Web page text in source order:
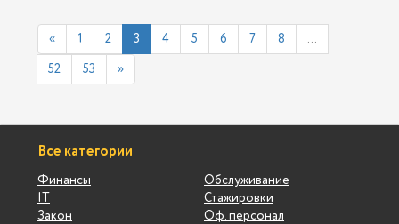
« 1 2 3 4 5 6 7 8 ...
52 53 »
Все категории
Финансы
IT
Закон
Обслуживание
Стажировки
Оф. персонал